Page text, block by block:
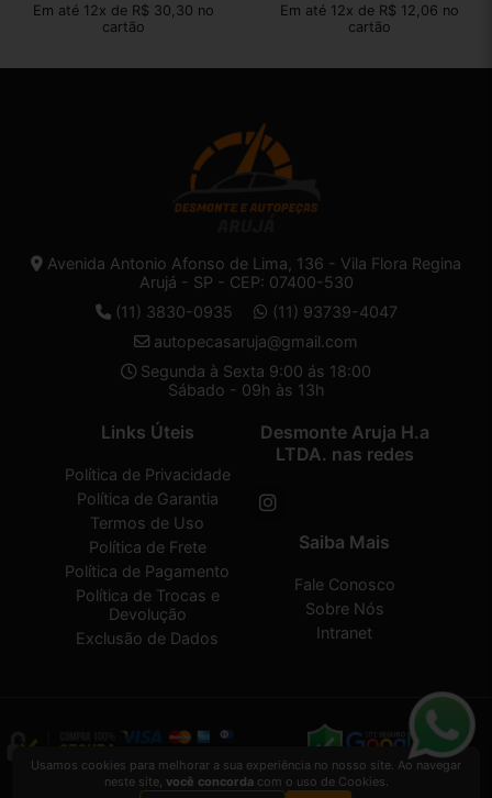
Em até 12x de R$ 30,30 no
cartão
Em até 12x de R$ 12,06 no
cartão
Avenida Antonio Afonso de Lima, 136 - Vila Flora Regina
Arujá - SP - CEP: 07400-530
(11) 3830-0935
(11) 93739-4047
autopecasaruja@gmail.com
Segunda à Sexta 9:00 ás 18:00
Sábado - 09h às 13h
Links Úteis
Política de Privacidade
Política de Garantia
Termos de Uso
Política de Frete
Política de Pagamento
Política de Trocas e
Devolução
Exclusão de Dados
Desmonte Aruja H.a
LTDA. nas redes
Saiba Mais
Fale Conosco
Sobre Nós
Intranet
Desmonte Aruja H.a LTDA.2026 CREATED BY VAAPT
Usamos cookies para melhorar a sua experiência no nosso site. Ao navegar
neste site, você concordacom o uso de Cookies.